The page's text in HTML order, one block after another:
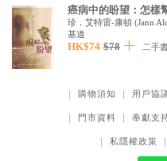
信仰入門
教會歷史
教會事工
癌病中的盼望：怎樣
珍．艾特雷-康頓 (Jann
基道
HK$74 $78 二手
｜ 購物須知 ｜ 用戶協
｜ 門市資料 ｜ 奉獻支
｜ 私隱權政策